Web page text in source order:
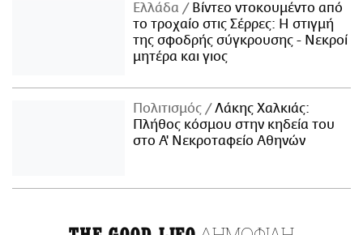
Ελλάδα
Βίντεο ντοκουμέντο από
το τροχαίο στις Σέρρες: Η στιγμή
της σφοδρής σύγκρουσης - Νεκροί
μητέρα και γιος
Πολιτισμός
Λάκης Χαλκιάς:
Πλήθος κόσμου στην κηδεία του
στο Α' Νεκροταφείο Αθηνών